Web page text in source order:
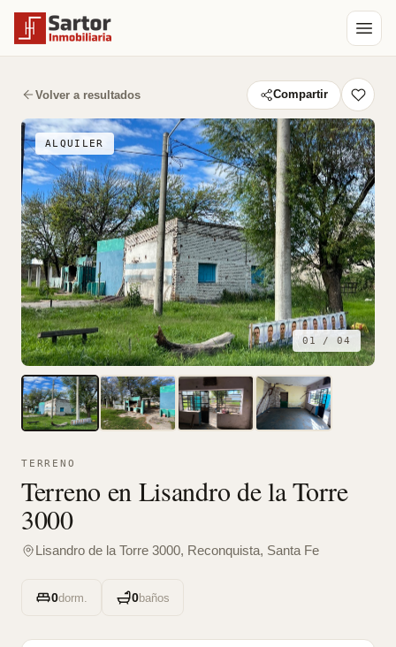
Volver a resultados Compartir
ALQUILER
01 / 04
TERRENO
Terreno en Lisandro de la Torre
3000
Lisandro de la Torre 3000, Reconquista, Santa Fe
0dorm. 0baños